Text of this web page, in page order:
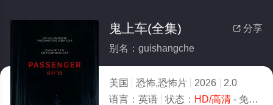
 分享
鬼上车(全集)
别名：guishangche
美国 恐怖,恐怖片 2026
2.0
语言： 英语 状态： HD/高清- 免费在线观看